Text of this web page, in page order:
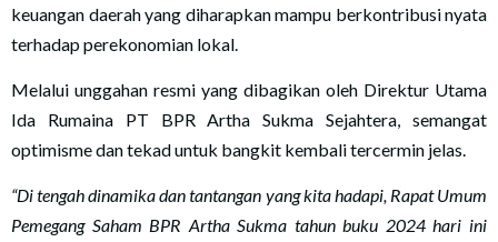
keuangan daerah yang diharapkan mampu berkontribusi nyata
terhadap perekonomian lokal.
Melalui unggahan resmi yang dibagikan oleh Direktur Utama
Ida Rumaina PT BPR Artha Sukma Sejahtera, semangat
optimisme dan tekad untuk bangkit kembali tercermin jelas.
“Di tengah dinamika dan tantangan yang kita hadapi, Rapat Umum
Pemegang Saham BPR Artha Sukma tahun buku 2024 hari ini